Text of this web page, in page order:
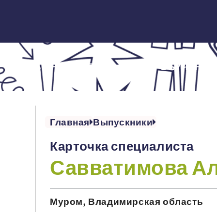
ОБ ИНСТИТУТЕ ОБУЧЕНИЕ
Главная Выпускники
Карточка специалиста
Савватимова
Муром, Владимирская область